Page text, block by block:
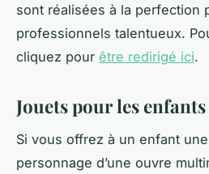
sont réalisées à la perfection
professionnels talentueux.
cliquez pour être redirigé ici.
Jouets pour les enfants
Si vous offrez à un enfant
personnage d’une ouvre